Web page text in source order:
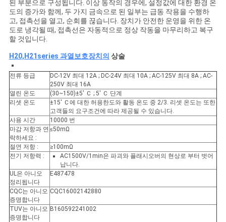
된 부분으로 구성됩니다. 이상 동작의 경우에, 설정값에 대한 환경 온
도의 증가와 함께, 두 가지 금속으로 된 일부는 급동 작용을 수행하
고, 접촉선을 열고, 순회를 끊습니다. 장치가 안전한 운영을 위한 온
도로 냉각될 때, 접촉선은 자동적으로 정상 작동을 마무리하고 복구
할 것입니다.
H20,H21series 과열보호장치의 상술
전류 등급
DC-12V 최대 12A ; DC-24V 최대 10A ; AC-125V 최대 8A ; AC-
250V 최대 16A
열린 온도
(30~150)±5' Ｃ ; 5' Ｃ 단계
리셋 온도
±15' Ｃ에 대한 허용한도와 활동 온도 중 2/3. 리셋 온도는 또한
고객들의 요구조건에 따라 제공될 수 있습니다.
사용 시간
10000 번
마감 저항과 연
락하세요 :
≤50mΩ
절연 저항 :
≥100mΩ
전기 저항력 :
AC1500V/1min은 파괴와 플래시오버의 현상로 부터 벗어
납니다.
UL은 아니오
정리됩니다
E487478
CQC는 아니오
증명합니다
CQC16002142880
TUV는 아니오
증명합니다
B160592241002